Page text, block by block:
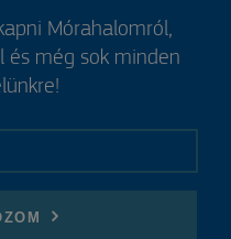
Mórahalomról,
és még sok minden